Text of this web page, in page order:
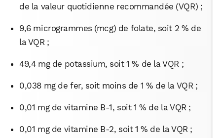
de la valeur quotidienne recommandée (VQR) ;
9,6 microgrammes (mcg) de folate, soit 2 % de
la VQR ;
49,4 mg de potassium, soit 1 % de la VQR ;
0,038 mg de fer, soit moins de 1 % de la VQR ;
0,01 mg de vitamine B-1, soit 1 % de la VQR ;
0,01 mg de vitamine B-2, soit 1 % de la VQR ;